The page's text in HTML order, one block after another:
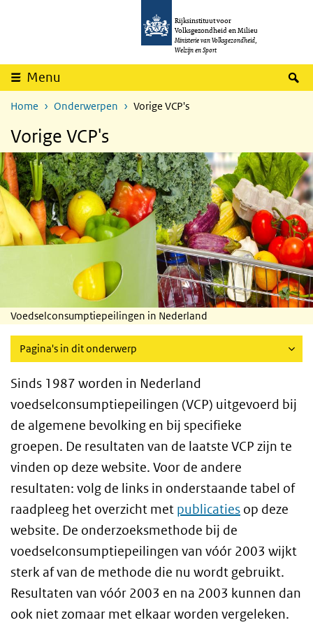
Overslaan en naar de inhoud gaan
Rijksinstituut voor
Volksgezondheid en Milieu
Ministerie van Volksgezondheid,
Welzijn en Sport
Menu
Home Onderwerpen Vorige VCP's
Vorige VCP's
Voedselconsumptiepeilingen in Nederland
Pagina's in dit onderwerp
Sinds 1987 worden in Nederland
voedselconsumptiepeilingen (VCP) uitgevoerd bij
de algemene bevolking en bij specifieke
groepen. De resultaten van de laatste VCP zijn te
vinden op deze website. Voor de andere
resultaten: volg de links in onderstaande tabel of
raadpleeg het overzicht met publicaties op deze
website. De onderzoeksmethode bij de
voedselconsumptiepeilingen van vóór 2003 wijkt
sterk af van de methode die nu wordt gebruikt.
Resultaten van vóór 2003 en na 2003 kunnen dan
ook niet zomaar met elkaar worden vergeleken.